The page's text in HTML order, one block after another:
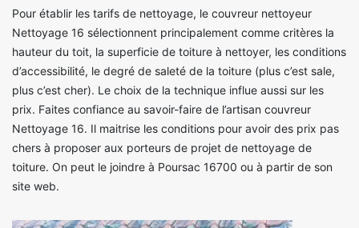
Pour établir les tarifs de nettoyage, le couvreur nettoyeur
Nettoyage 16 sélectionnent principalement comme critères la
hauteur du toit, la superficie de toiture à nettoyer, les conditions
d’accessibilité, le degré de saleté de la toiture (plus c’est sale,
plus c’est cher). Le choix de la technique influe aussi sur les
prix. Faites confiance au savoir-faire de l’artisan couvreur
Nettoyage 16. Il maitrise les conditions pour avoir des prix pas
chers à proposer aux porteurs de projet de nettoyage de
toiture. On peut le joindre à Poursac 16700 ou à partir de son
site web.